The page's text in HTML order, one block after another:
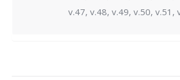
v.47, v.48, v.49, v.50, v.51,